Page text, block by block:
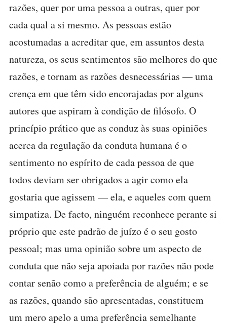
razões, quer por uma pessoa a outras, quer por
cada qual a si mesmo. As pessoas estão
acostumadas a acreditar que, em assuntos desta
natureza, os seus sentimentos são melhores do que
razões, e tornam as razões desnecessárias — uma
crença em que têm sido encorajadas por alguns
autores que aspiram à condição de filósofo. O
princípio prático que as conduz às suas opiniões
acerca da regulação da conduta humana é o
sentimento no espírito de cada pessoa de que
todos deviam ser obrigados a agir como ela
gostaria que agissem — ela, e aqueles com quem
simpatiza. De facto, ninguém reconhece perante si
próprio que este padrão de juízo é o seu gosto
pessoal; mas uma opinião sobre um aspecto de
conduta que não seja apoiada por razões não pode
contar senão como a preferência de alguém; e se
as razões, quando são apresentadas, constituem
um mero apelo a uma preferência semelhante